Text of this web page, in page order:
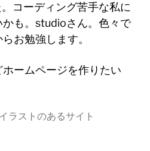
コーディング苦手な私に
かも。studioさん。色々で
お勉強します。
ームページを作りたい
イラストのあるサイト